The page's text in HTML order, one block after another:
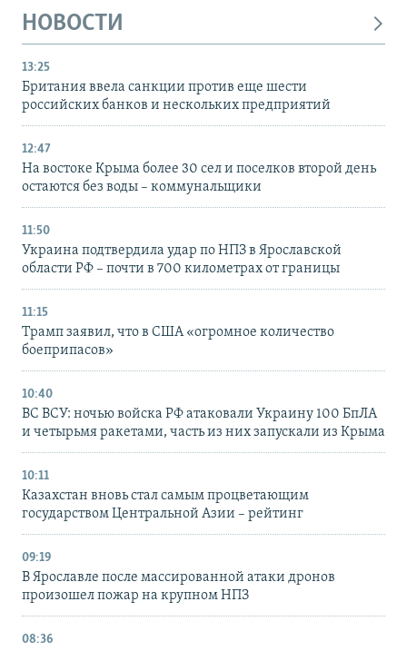
НОВОСТИ
13:25
Британия ввела санкции против еще шести
российских банков и нескольких предприятий
12:47
На востоке Крыма более 30 сел и поселков второй день
остаются без воды – коммунальщики
11:50
Украина подтвердила удар по НПЗ в Ярославской
области РФ – почти в 700 километрах от границы
11:15
Трамп заявил, что в США «огромное количество
боеприпасов»
10:40
ВС ВСУ: ночью войска РФ атаковали Украину 100 БпЛА
и четырьмя ракетами, часть из них запускали из Крыма
10:11
Казахстан вновь стал самым процветающим
государством Центральной Азии – рейтинг
09:19
В Ярославле после массированной атаки дронов
произошел пожар на крупном НПЗ
08:36